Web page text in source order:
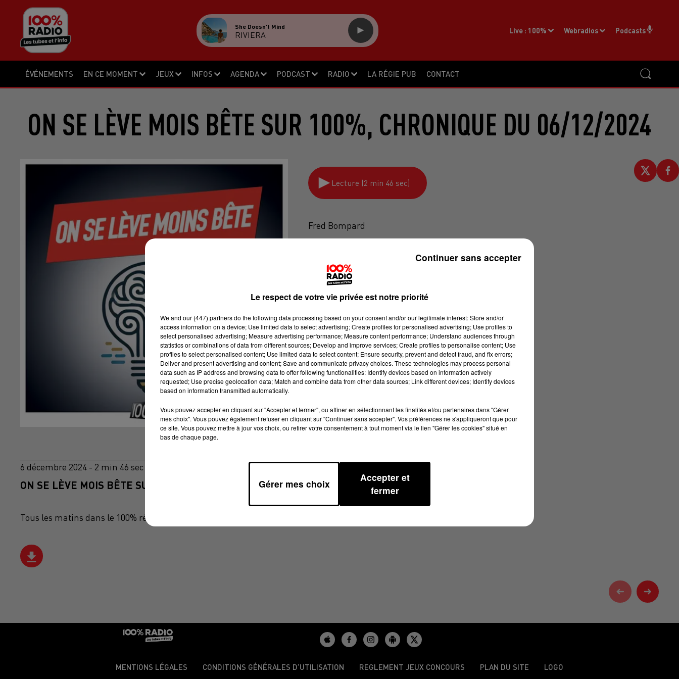
ÉVÉNEMENTS EN CE MOMENT JEUX INFOS AGENDA PODCAST RADIO LA RÉGIE PUB CONTACT
Live : 100% Webradios Podcasts
She Doesn't Mind
RIVIERA
ON SE LÈVE MOIS BÊTE SUR 100%, CHRONIQUE DU 06/12/2024
Lecture (2 min 46 sec)
Fred Bompard
6 décembre 2024 - 2 min 46 sec
ON SE LÈVE MOIS BÊTE SUR 100%, CHRONIQUE DU 06/12/2024
Tous les matins dans le 100% réveil sur 100% radio, Fred nous apprend quelque chose !
MENTIONS LÉGALES CONDITIONS GÉNÉRALES D’UTILISATION REGLEMENT JEUX CONCOURS PLAN DU SITE LOGO
Le respect de votre vie privée est notre priorité
We and our (447) partnersdo the following data processing based on your consent and/or our legitimate interest: Store and/or
access information on a device; Use limited data to select advertising; Create profiles for personalised advertising; Use profiles to
select personalised advertising; Measure advertising performance; Measure content performance; Understand audiences through
statistics or combinations of data from different sources; Develop and improve services; Create profiles to personalise content; Use
profiles to select personalised content; Use limited data to select content; Ensure security, prevent and detect fraud, and fix errors;
Deliver and present advertising and content; Save and communicate privacy choices. These technologies may process personal
data such as IP address and browsing data to offer following functionalities: Identify devices based on information actively
requested; Use precise geolocation data; Match and combine data from other data sources; Link different devices; Identify devices
based on information transmitted automatically.
Vous pouvez accepter en cliquant sur "Accepter et fermer", ou affiner en sélectionnant les finalités et/ou partenaires dans "Gérer
mes choix". Vous pouvez également refuser en cliquant sur "Continuer sans accepter". Vos préférences ne s'appliqueront que pour
ce site. Vous pouvez mettre à jour vos choix, ou retirer votre consentement à tout moment via le lien "Gérer les cookies" situé en
bas de chaque page.
Gérer mes choix
Accepter et
fermer
Continuer sans accepter